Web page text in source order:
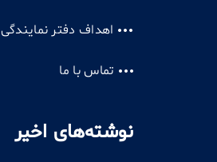
اهداف دفتر نمایندگی
تماس با ما
نوشته‌های اخیر